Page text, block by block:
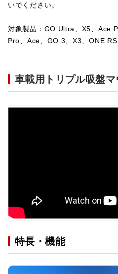
いでください。
対象製品：GO Ultra、X5、Ace
Pro、Ace、GO 3、X3、ONE
車載用トリプル吸盤マ
特長・機能